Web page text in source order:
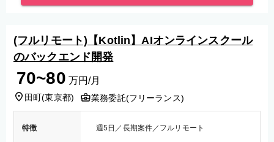
(フルリモート)【Kotlin】AIオンラインスクール
のバックエンド開発
70~80 万円/月
田町(東京都) 業務委託(フリーランス)
特徴 週5日／長期案件／フルリモート